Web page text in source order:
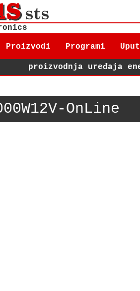
Proizvodi Programi
proizvodnja uređaja
OnLine